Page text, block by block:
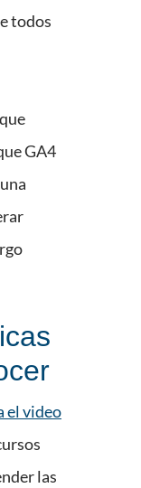
todos
GA4
el video
las